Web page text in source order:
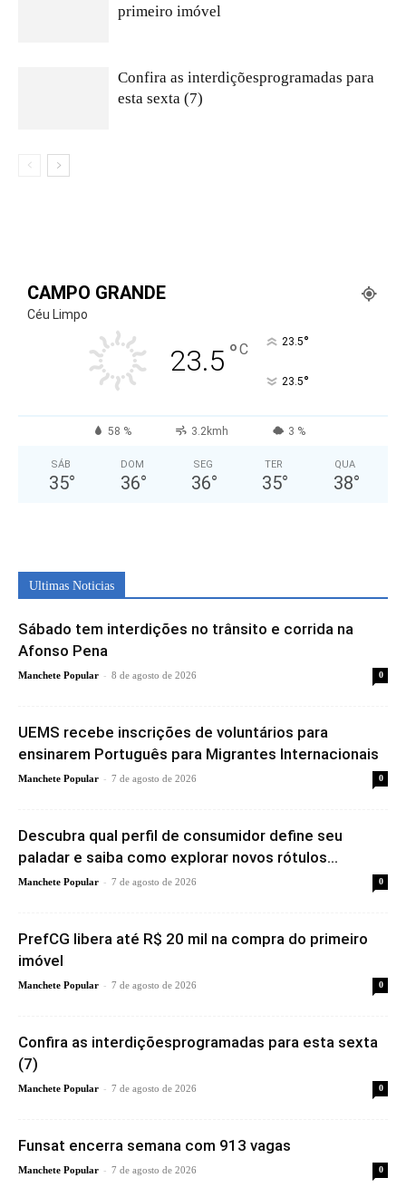
primeiro imóvel
Confira as interdiçõesprogramadas para
esta sexta (7)
CAMPO GRANDE
Céu Limpo
23.5 °C 23.5°
23.5°
58 % 3.2kmh 3 %
SÁB
35°
DOM
36°
SEG
36°
TER
35°
QUA
38°
Ultimas Noticias
Sábado tem interdições no trânsito e corrida na
Afonso Pena
Manchete Popular - 8 de agosto de 2026 0
UEMS recebe inscrições de voluntários para
ensinarem Português para Migrantes Internacionais
Manchete Popular - 7 de agosto de 2026 0
Descubra qual perfil de consumidor define seu
paladar e saiba como explorar novos rótulos...
Manchete Popular - 7 de agosto de 2026 0
PrefCG libera até R$ 20 mil na compra do primeiro
imóvel
Manchete Popular - 7 de agosto de 2026 0
Confira as interdiçõesprogramadas para esta sexta
(7)
Manchete Popular - 7 de agosto de 2026 0
Funsat encerra semana com 913 vagas
Manchete Popular - 7 de agosto de 2026 0